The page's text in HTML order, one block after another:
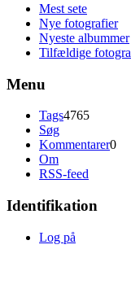
Mest sete
Nye fotografier
Nyeste albummer
Tilfældige
Menu
Tags4765
Søg
Kommentarer0
Om
RSS-feed
Identifikation
Log på